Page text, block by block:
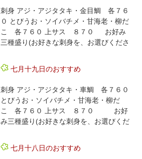
刺身 アジ・アジタタキ・金目鯛 各７６
０ とびうお・ソイバチメ・甘海老・柳だ
こ 各７６０ 上サス ８７０ お好み
三種盛り(お好きな刺身を、お選びくださ
七月十九日のおすすめ
刺身 アジ・アジタタキ・車鯛 各７６０
とびうお・ソイバチメ・甘海老・柳だ
こ 各７６０ 上サス ８７０ お好
み三種盛り(お好きな刺身を、お選びくだ
七月十八日のおすすめ